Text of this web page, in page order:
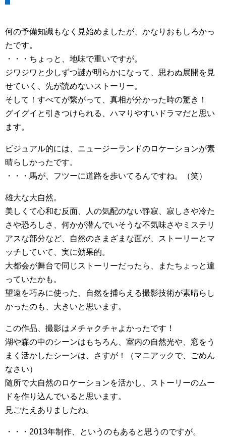
何の予備知識もなく見始めましたが、かなりおもしろかっ
たです。
・・・ちょっと、地味で重いですが。
ジワジワと少しずつ謎が明らかになって、思わぬ展開を見
せていく、先が読めないストーリー。
そして！すべてが繋がって、真相が分かった時の驚き！
グイグイと引きつけられる、ハマりやすいドラマだと思い
ます。
ビジュアル的には、ニュージーランドのロケーションが素
晴らしかったです。
・・・馬が、フツーに道路を歩いてるんですね。（笑）
雄大な大自然。
美しくて心和む反面、人の気配のない静寂、寂しさや冷た
さや恐ろしさ、何かが潜んでいそうな不気味さやミステリ
アスな部分など、自然のさまざまな面が、ストーリーとマ
ッチしていて、実に効果的。
大都会が舞台で同じストーリーだったら、またちょっと違
っていたかも。
望遠を巧みに使った、自然を捕らえる撮影技術が素晴らし
かったのも、大きいと思います。
この作品、撮影はメチャクチャよかったです！
湖や森の中のシーンはもちろん、室内の自然光や、窓をう
まく活かしたシーンは、さすが！（マニアックで、ごめん
なさい）
随所で大自然のロケーションを活かし、ストーリーのムー
ドを作り込んでいると思います。
見ごたえありましたね。
・・・2013年制作、というのもあると思うのですが。